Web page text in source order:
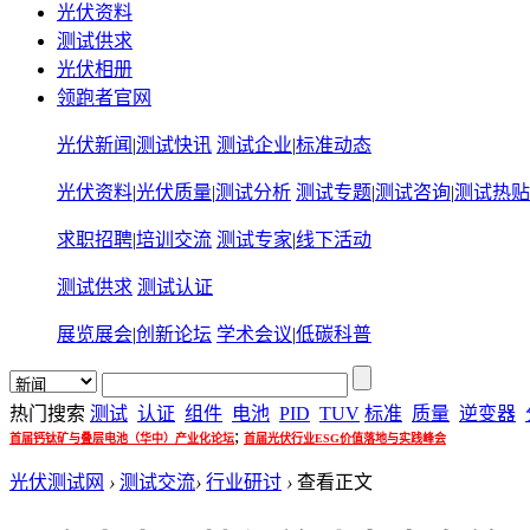
光伏资料
测试供求
光伏相册
领跑者官网
光伏新闻 |测试快讯 测试企业|标准动态
光伏资料|光伏质量|测试分析 测试专题|测试咨询|测试热贴
求职招聘|培训交流 测试专家|线下活动
测试供求 测试认证
展览展会|创新论坛 学术会议|低碳科普
热门搜索 测试 认证 组件 电池 PID TUV 标准 质量 逆变器
首届钙钛矿与叠层电池（华中）产业化论坛; 首届光伏行业ESG价值落地与实践峰会
光伏测试网 › 测试交流› 行业研讨 › 查看正文